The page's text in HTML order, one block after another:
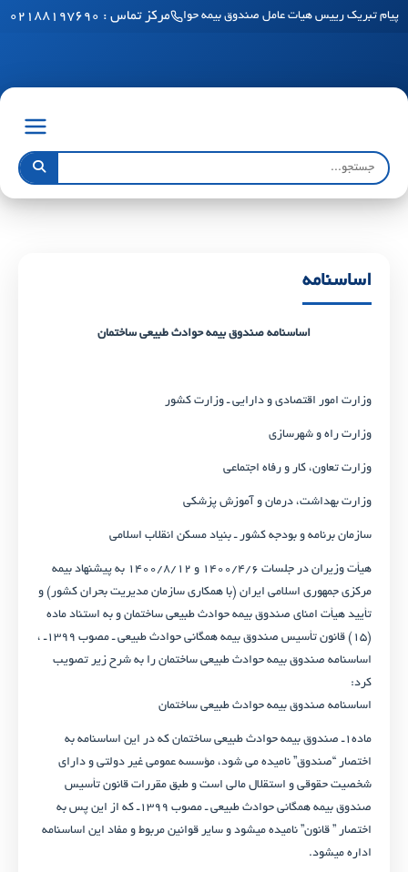
پیام تبریک رییس هیات عامل صندوق بیمه حوادث طبیعی ساختمان به مناسبت فرا
مرکز تماس : ۰۲۱۸۸۱۹۷۶۹۰
اساسنامه
اساسنامه صندوق بیمه حوادث طبیعی ساختمان
وزارت امور اقتصادی و دارایی ـ وزارت کشور
وزارت راه و شهرسازی
وزارت تعاون، کار و رفاه اجتماعی
وزارت بهداشت، درمان و آموزش پزشکی
سازمان برنامه و بودجه کشور ـ بنیاد مسکن انقلاب اسلامی
هیأت وزیران در جلسات ۱۴۰۰/۴/۶ و ۱۴۰۰/۸/۱۲ به پیشنهاد بیمه
مرکزی جمهوری اسلامی ایران (با همکاری سازمان مدیریت بحران کشور) و
تأیید هیأت امنای صندوق بیمه حوادث طبیعی ساختمان و به استناد ماده
(۱۵) قانون تأسیس صندوق بیمه همگانی حوادث طبیعی ـ مصوب ۱۳۹۹ـ ،
اساسنامه صندوق بیمه حوادث طبیعی ساختمان را به شرح زیر تصویب
کرد:
اساسنامه صندوق بیمه حوادث طبیعی ساختمان
ماده۱ـ صندوق بیمه حوادث طبیعی ساختمان که در این اساسنامه به
اختصار “صندوق” نامیده می شود، مؤسسه عمومی غیر دولتی و دارای
شخصیت حقوقی و استقلال مالی است و طبق مقررات قانون تأسیس
صندوق بیمه همگانی حوادث طبیعی ـ مصوب ۱۳۹۹ـ که از این پس به
اختصار ” قانون” نامیده می­شود و سایر قوانین مربوط و مفاد این اساسنامه
اداره می­شود.